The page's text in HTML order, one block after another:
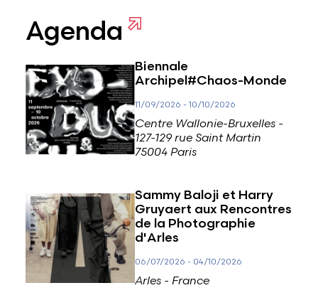
Agenda
Biennale
Archipel#Chaos-Monde
11/09/2026 -10/10/2026
Centre Wallonie-Bruxelles -
127-129 rue Saint Martin
75004 Paris
Sammy Baloji et Harry
Gruyaert aux Rencontres
de la Photographie
d'Arles
06/07/2026 - 04/10/2026
Arles - France